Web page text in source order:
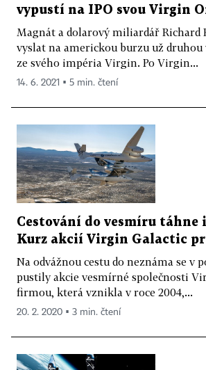
vypustí na IPO svou Virgin
Magnát a dolarový miliardář Richard
vyslat na americkou burzu už
ze svého impéria Virgin. Po Virgin...
14. 6. 2021 ▪ 5 min. čtení
Cestování do vesmíru táhne
Kurz akcií Virgin Galactic
Na odvážnou cestu do neznáma se v
pustily akcie vesmírné společnosti
firmou, která vznikla v roce 2004,...
20. 2. 2020 ▪ 3 min. čtení